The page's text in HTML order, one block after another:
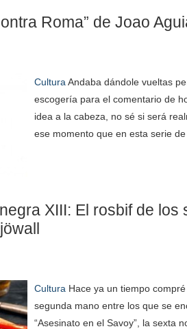
Roma” de Joao
Cultura Andaba dándole vueltas
escogería para el comentario de
idea a la cabeza, no sé si será
ese momento que en esta serie
XIII: El rosbif de los
Cultura Hace ya un tiempo
segunda mano entre los que se
“Asesinato en el Savoy”, la sexta